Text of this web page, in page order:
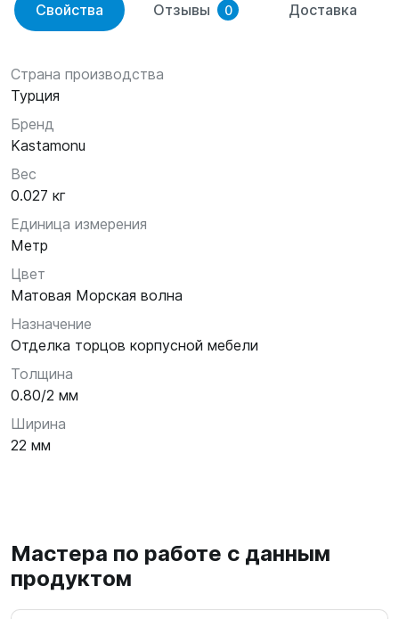
Свойства Отзывы 0 Доставка
Страна производства
Турция
Бренд
Kastamonu
Вес
0.027 кг
Единица измерения
Метр
Цвет
Матовая Морская волна
Назначение
Отделка торцов корпусной мебели
Толщина
0.80/2 мм
Ширина
22 мм
Мастера по работе с данным
продуктом